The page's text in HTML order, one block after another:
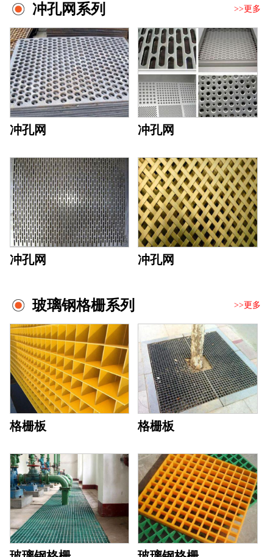
冲孔网系列 >>更多
冲孔网 冲孔网
冲孔网 冲孔网
玻璃钢格栅系列 >>更多
格栅板 格栅板